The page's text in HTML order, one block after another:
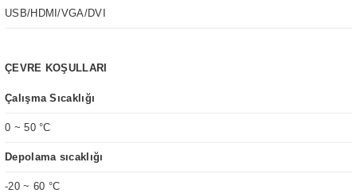
USB/HDMI/VGA/DVI
ÇEVRE KOŞULLARI
Çalışma Sıcaklığı
0 ~ 50 °C
Depolama sıcaklığı
-20 ~ 60 °C